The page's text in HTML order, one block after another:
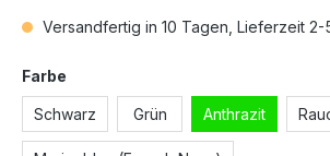
Versandfertig in 10 Tagen, Lieferzeit 2-
Farbe
Schwarz Grün Anthrazit